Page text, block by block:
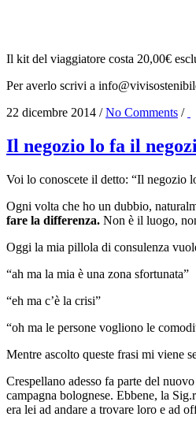
Il kit del viaggiatore costa 20,00€
Per averlo scrivi a
22 dicembre 2014 / No Comments /
Il negozio lo fa il
Voi lo conoscete il detto: “Il negozio
Ogni volta che ho un dubbio,
fare la differenza. Non è il luogo,
Oggi la mia pillola di consulenza
“ah ma la mia è una zona sfortunata”
“eh ma c’è la crisi”
“oh ma le persone vogliono le
Mentre ascolto queste frasi mi viene
Crespellano adesso fa parte del
campagna bolognese. Ebbene, la
era lei ad andare a trovare loro e ad